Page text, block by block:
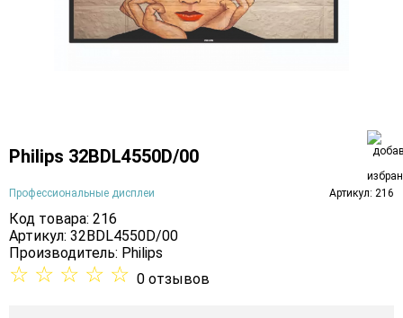
Philips 32BDL4550D/00
Профессиональные дисплеи Артикул: 216
Код товара: 216
Артикул: 32BDL4550D/00
Производитель: Philips
☆ ☆ ☆ ☆ ☆ 0 отзывов